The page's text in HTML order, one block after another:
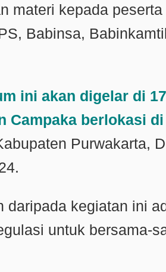
materi kepada
Babinsa,
ini akan digelar di
Campaka berlokasi
Purwakarta,
daripada kegiatan ini
untuk bersama-